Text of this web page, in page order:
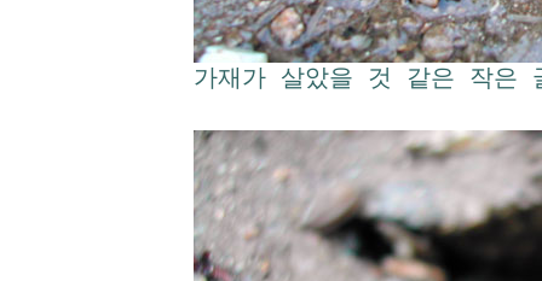
가재가 살았을 것 같은 작은